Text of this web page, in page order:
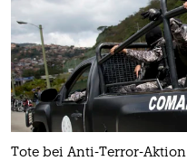
Tote bei Anti-Terror-